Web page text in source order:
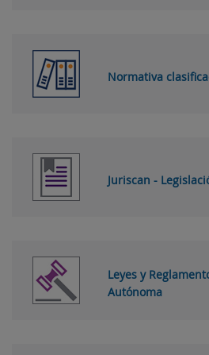
Normativa
Juriscan -
Leyes y
Autónoma